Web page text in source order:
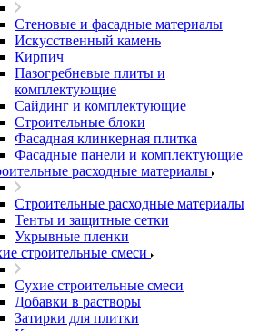
Стеновые и фасадные материалы
Искусственный камень
Кирпич
Пазогребневые плиты и
комплектующие
Сайдинг и комплектующие
Строительные блоки
Фасадная клинкерная плитка
Фасадные панели и комплектующие
расходные материалы
Строительные расходные материалы
Тенты и защитные сетки
Укрывные пленки
строительные смеси
Сухие строительные смеси
Добавки в растворы
Затирки для плитки